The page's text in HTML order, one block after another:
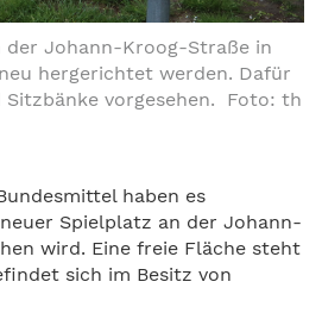
der Johann-Kroog-Straße in
hergerichtet werden. Dafür
Sitzbänke vorgesehen. Foto: th
haben es
Spielplatz an der Johann-
wird. Eine freie Fläche steht
sich im Besitz von